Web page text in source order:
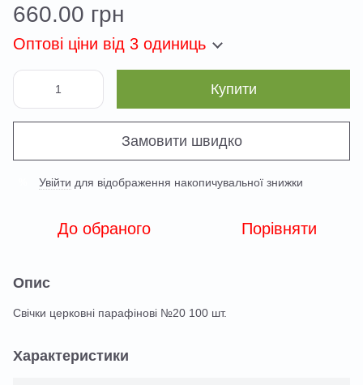
660.00 грн
Оптові ціни від 3 одиниць
Купити
Замовити швидко
Увійти для відображення накопичувальної знижки
До обраного Порівняти
Опис
Свічки церковні парафінові №20 100 шт.
Характеристики